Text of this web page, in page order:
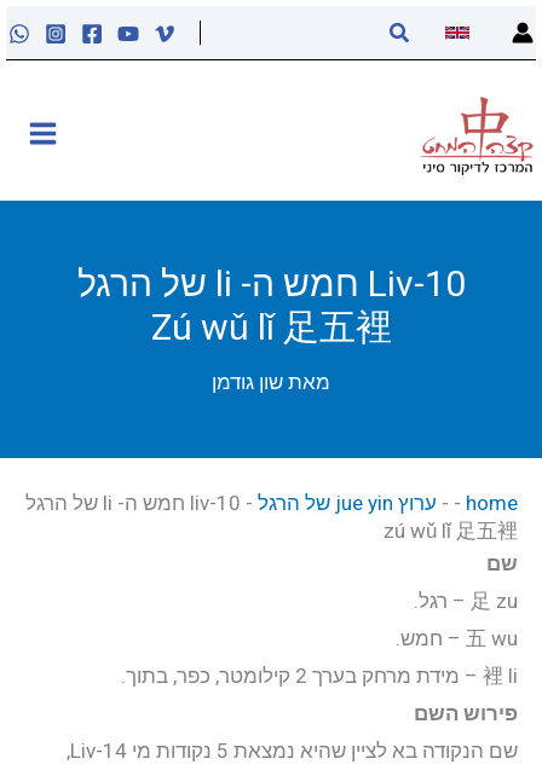
דילוג
לתוכן
חיפוש
Liv-10 חמש ה- li של הרגל
Zú wǔ lǐ 足五裡
מאת שון גודמן
home
-
- ערוץ jue yin של הרגל -
liv-10 חמש ה- li של הרגל
zú wǔ lǐ 足五裡
שם
足 zu – רגל.
五 wu – חמש.
裡 li – מידת מרחק בערך 2 קילומטר, כפר, בתוך.
פירוש השם
שם הנקודה בא לציין שהיא נמצאת 5 נקודות מי Liv-14,
פוסטים
מאסטר טונג